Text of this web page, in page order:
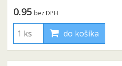
0.95 bez DPH
do košíka